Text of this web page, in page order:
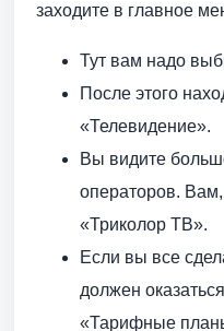
заходите в главное
Тут вам надо
После этого
«Телевидение».
Вы видите
операторов.
«Триколор ТВ».
Если вы все
должен
«Тарифные